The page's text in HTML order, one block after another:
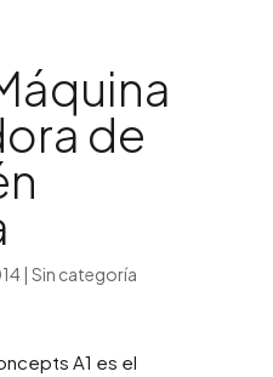
de
| Sin categoría
A1 es el